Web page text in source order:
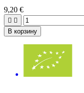
9,20 €
 
В корзину